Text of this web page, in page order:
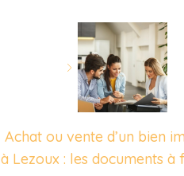
Achat ou vente d’un bien
à Lezoux : les documents à